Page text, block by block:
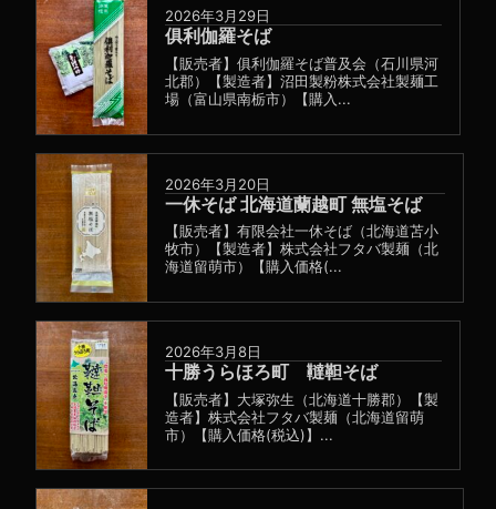
2026年3月29日
俱利伽羅そば
【販売者】俱利伽羅そば普及会（石川県河
北郡）【製造者】沼田製粉株式会社製麺工
場（富山県南栃市）【購入...
2026年3月20日
一休そば 北海道蘭越町 無塩そば
【販売者】有限会社一休そば（北海道苫小
牧市）【製造者】株式会社フタバ製麺（北
海道留萌市）【購入価格(...
2026年3月8日
十勝うらほろ町 韃靼そば
【販売者】大塚弥生（北海道十勝郡）【製
造者】株式会社フタバ製麺（北海道留萌
市）【購入価格(税込)】...